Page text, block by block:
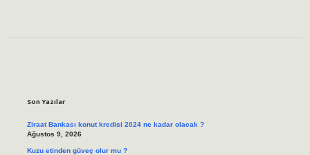
Son Yazılar
Ziraat Bankası konut kredisi 2024 ne kadar olacak ?
Ağustos 9, 2026
Kuzu etinden güveç olur mu ?